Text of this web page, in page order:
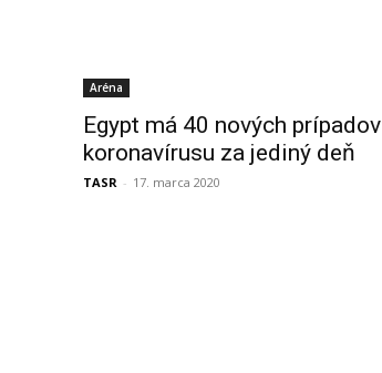
Aréna
Egypt má 40 nových prípadov
koronavírusu za jediný deň
TASR - 17. marca 2020